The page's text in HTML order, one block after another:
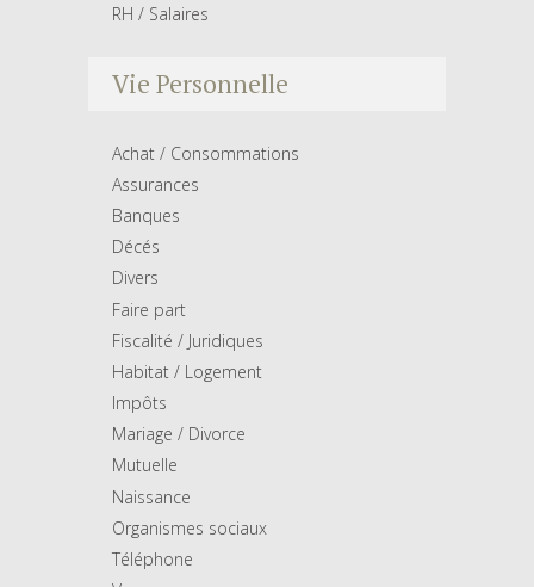
RH / Salaires
Vie Personnelle
Achat / Consommations
Assurances
Banques
Décés
Divers
Faire part
Fiscalité / Juridiques
Habitat / Logement
Impôts
Mariage / Divorce
Mutuelle
Naissance
Organismes sociaux
Téléphone